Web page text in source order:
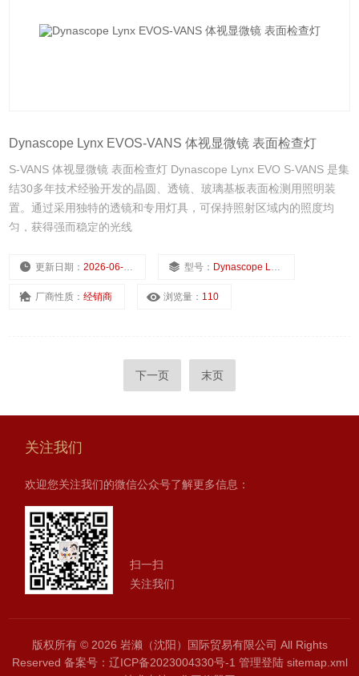
Dynascope Lynx EVOS-VANS 体视显微镜 表面检查灯
S-VANS 体视显微镜 表面检查灯 Dynascope Lynx EVO S-VANS 是集
结30多年技术经验开发的晶圆、透镜、玻璃基板表面检测用照明装
置。通过采用独特的透镜和专用灯具，可保持照射区域内的照度均
匀，获得强而稳定的光线
更新日期：2026-06-02 型号： Dynascope Lynx EVO
厂商性质：经销商 浏览量： 110
下一页 末页
关注我们
欢迎您关注我们的微信公众号了解更多信息：
扫一扫
关注我们
版权所有 © 2026 岩濑（沈阳）国际贸易有限公司 All Rights
Reserved 备案号：辽ICP备2023004330号-1 管理登陆 sitemap.xml